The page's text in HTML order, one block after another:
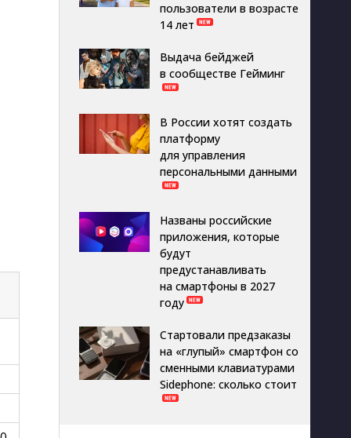
пользователи в возрасте
14 лет
Выдача бейджей
в сообществе Гейминг
В России хотят создать
платформу
для управления
персональными данными
Названы российские
приложения, которые
будут
предустанавливать
на смартфоны в 2027
году
Стартовали предзаказы
на «глупый» смартфон со
сменными клавиатурами
Sidephone: сколько стоит